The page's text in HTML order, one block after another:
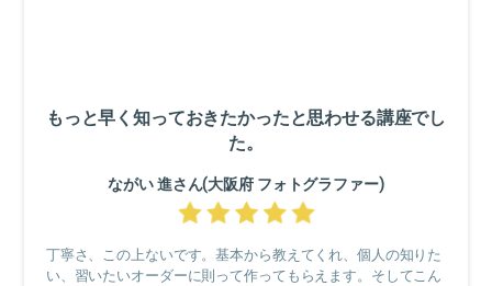
もっと早く知っておきたかったと思わせる講座でし
た。
ながい 進さん(大阪府 フォトグラファー)
丁寧さ、この上ないです。基本から教えてくれ、個人の知りた
い、習いたいオーダーに則って作ってもらえます。そしてこん